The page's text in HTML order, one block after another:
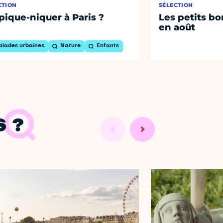
niquer à Paris ?
urbaines Nature Enfants
SÉLECTION
Les petits
en août
?